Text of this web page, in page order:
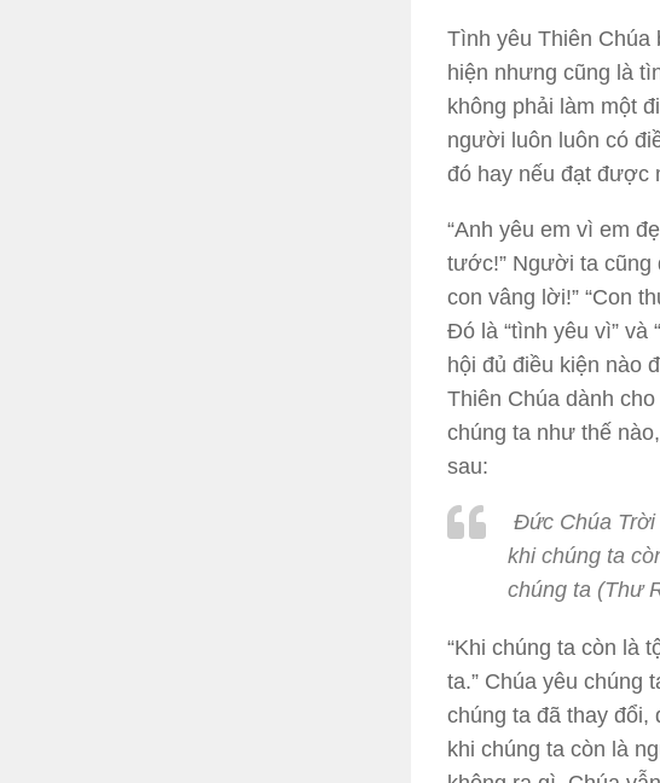
Tình yêu Thiên
hiện nhưng cũng là
không phải làm một
người luôn luôn có
đó hay nếu đạt được
“Anh yêu em vì em
tước!” Người ta cũng
con vâng lời!” “Con
Đó là “tình yêu vì” và
hội đủ điều kiện nào
Thiên Chúa dành
chúng ta như thế
sau:
Đức Chúa Trời
khi chúng ta
chúng ta (Thư
“Khi chúng ta còn là
ta.” Chúa yêu chúng
chúng ta đã thay đổi,
khi chúng ta còn là